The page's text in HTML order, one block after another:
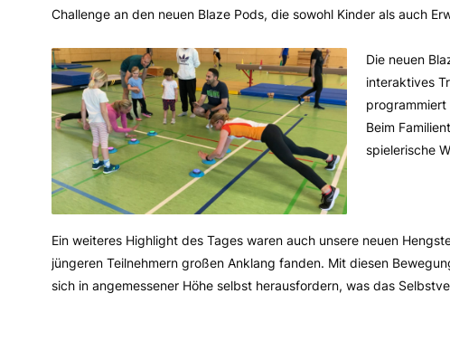
Challenge an den neuen Blaze Pods, die sowohl Kinder als auch
Die neuen
interaktives
Beim
spielerische
Ein weiteres Highlight des Tages waren auch unsere neuen
jüngeren Teilnehmern großen Anklang fanden. Mit diesen
sich in angemessener Höhe selbst herausfordern, was das